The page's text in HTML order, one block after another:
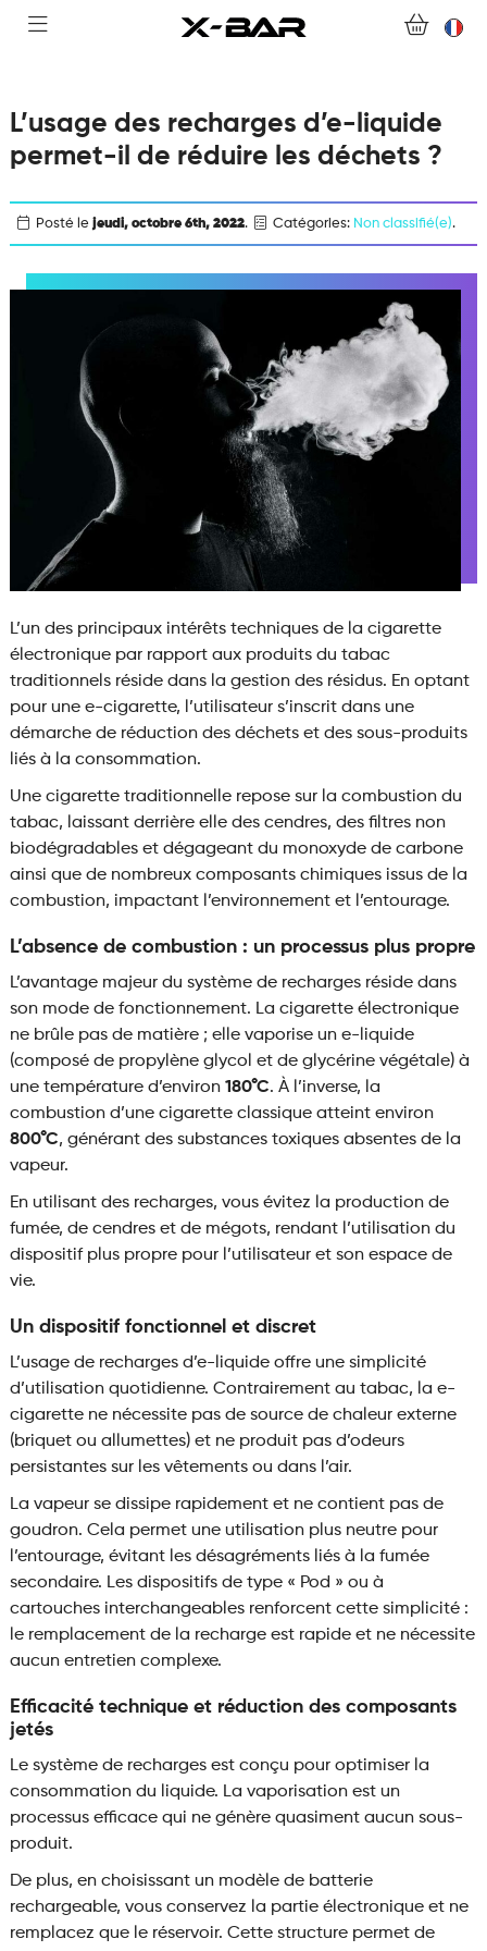
COLLECTIONS
NOUS CONTACTER
FOIRE AUX QUESTIONS
DEVENIR REVENDEUR
MON COMPTE
L’usage des recharges d’e-liquide
permet-il de réduire les déchets ?
Posté le jeudi, octobre 6th, 2022. Catégories: Non classifié(e).
L’un des principaux intérêts techniques de la cigarette
électronique par rapport aux produits du tabac
traditionnels réside dans la gestion des résidus. En optant
pour une e-cigarette, l’utilisateur s’inscrit dans une
démarche de réduction des déchets et des sous-produits
liés à la consommation.
Une cigarette traditionnelle repose sur la combustion du
tabac, laissant derrière elle des cendres, des filtres non
biodégradables et dégageant du monoxyde de carbone
ainsi que de nombreux composants chimiques issus de la
combustion, impactant l’environnement et l’entourage.
L’absence de combustion : un processus plus propre
L’avantage majeur du système de recharges réside dans
son mode de fonctionnement. La cigarette électronique
ne brûle pas de matière ; elle vaporise un e-liquide
(composé de propylène glycol et de glycérine végétale) à
une température d’environ 180°C. À l’inverse, la
combustion d’une cigarette classique atteint environ
800°C, générant des substances toxiques absentes de la
vapeur.
En utilisant des recharges, vous évitez la production de
fumée, de cendres et de mégots, rendant l’utilisation du
dispositif plus propre pour l’utilisateur et son espace de
vie.
Un dispositif fonctionnel et discret
L’usage de recharges d’e-liquide offre une simplicité
d’utilisation quotidienne. Contrairement au tabac, la e-
cigarette ne nécessite pas de source de chaleur externe
(briquet ou allumettes) et ne produit pas d’odeurs
persistantes sur les vêtements ou dans l’air.
La vapeur se dissipe rapidement et ne contient pas de
goudron. Cela permet une utilisation plus neutre pour
l’entourage, évitant les désagréments liés à la fumée
secondaire. Les dispositifs de type « Pod » ou à
cartouches interchangeables renforcent cette simplicité :
le remplacement de la recharge est rapide et ne nécessite
aucun entretien complexe.
Efficacité technique et réduction des composants
jetés
Le système de recharges est conçu pour optimiser la
consommation du liquide. La vaporisation est un
processus efficace qui ne génère quasiment aucun sous-
produit.
De plus, en choisissant un modèle de batterie
rechargeable, vous conservez la partie électronique et ne
remplacez que le réservoir. Cette structure permet de